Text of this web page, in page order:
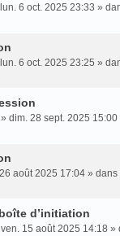
6 oct. 2025 23:33 »
6 oct. 2025 23:25 »
» dim. 28 sept. 2025 15:00
août 2025 17:04 » dans
d’initiation
15 août 2025 14:18 »